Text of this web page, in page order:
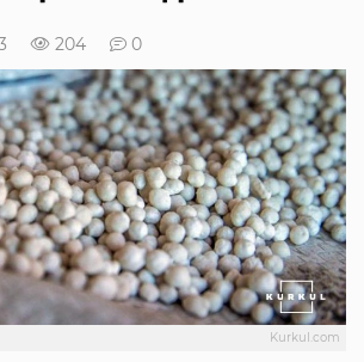
204 0
Kurkul.com